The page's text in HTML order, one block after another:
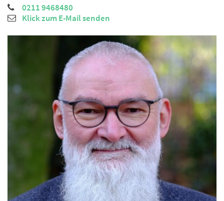
0211 9468480
Klick zum E-Mail senden